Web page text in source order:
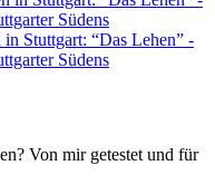
Südens
in Stuttgart: “Das Lehen” -
Südens
Von mir getestet und für